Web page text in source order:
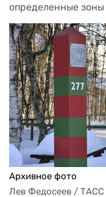
определенные
Архивное фото
Лев Федосеев / ТАСС